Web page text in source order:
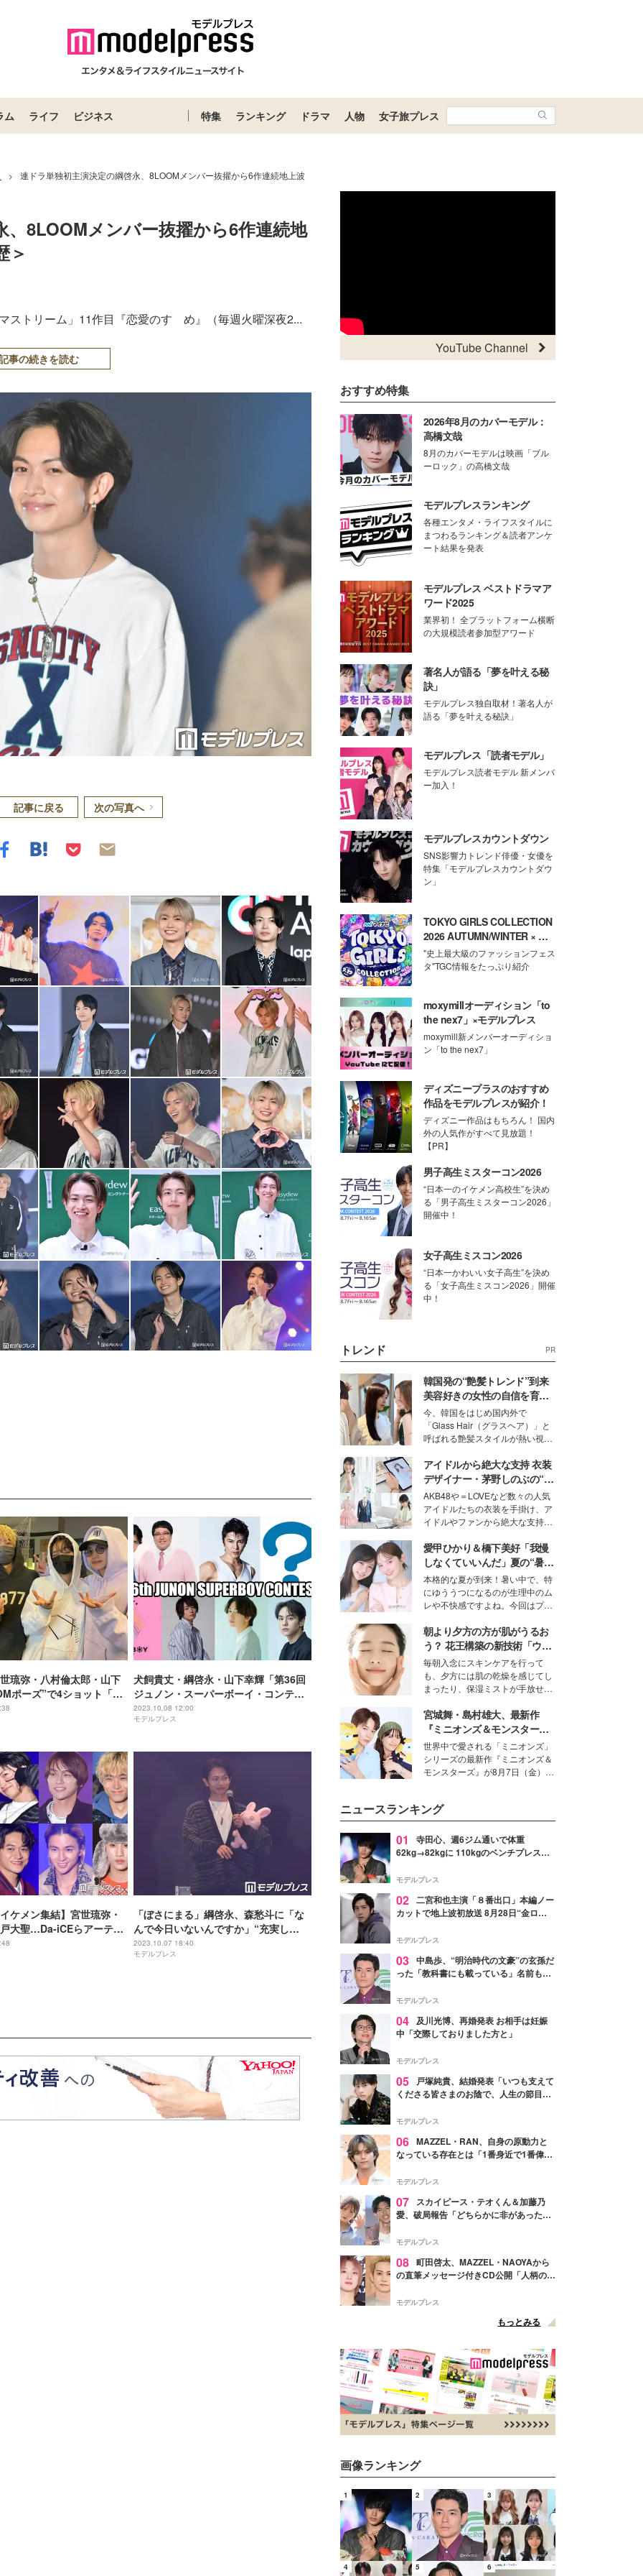
ム ライフ ビジネス 特集 ランキング ドラマ 人物 女子旅プレス
> 連ドラ単独初主演決定の綱啓永、8LOOMメンバー抜擢から6作連続地上波
8LOOMメンバー抜擢から6作連続地
＞
ストリーム」11作目『恋愛のすゝめ』（毎週火曜深夜2...
事の続きを読む
記事に戻る 次の写真へ
琉弥・八村倫太郎・山下
ポーズ”で4ショット「激
る」と反響続々
犬飼貴丈・綱啓永・山下幸輝「第36回
ジュノン・スーパーボーイ・コンテス
ト」ゲスト出演決定 ファイナリスト11
人も発表
2023.10.08 12:00
モデルプレス
ケメン集結】宮世琉弥・
大聖…Da-iCEらアーティ
「ぼさにまる」綱啓永、森愁斗に「な
んで今日いないんですか」“充実し
た”再共演も回顧＜TGC 北九州 2023＞
2023.10.07 18:40
モデルプレス
YouTube Channel
おすすめ特集
2026年8月のカバーモデル：
高橋文哉
8月のカバーモデルは映画「ブル
ーロック」の高橋文哉
モデルプレスランキング
各種エンタメ・ライフスタイルに
まつわるランキング＆読者アンケ
ート結果を発表
モデルプレス ベストドラマア
ワード2025
業界初！ 全プラットフォーム横断
の大規模読者参加型アワード
著名人が語る「夢を叶える秘
訣」
モデルプレス独自取材！著名人が
語る「夢を叶える秘訣」
モデルプレス「読者モデル」
モデルプレス読者モデル 新メンバ
ー加入！
モデルプレスカウントダウン
SNS影響力トレンド俳優・女優を
特集「モデルプレスカウントダウ
ン」
TOKYO GIRLS COLLECTION
2026 AUTUMN/WINTER × モ
デルプレス
"史上最大級のファッションフェス
タ"TGC情報をたっぷり紹介
moxymillオーディション「to
the nex7」×モデルプレス
moxymill新メンバーオーディショ
ン「to the nex7」
ディズニープラスのおすすめ
作品をモデルプレスが紹介！
ディズニー作品はもちろん！ 国内
外の人気作がすべて見放題！
【PR】
男子高生ミスターコン2026
“日本一のイケメン高校生”を決め
る「男子高生ミスターコン2026」
開催中！
女子高生ミスコン2026
“日本一かわいい女子高生”を決め
る「女子高生ミスコン2026」開催
中！
トレンド PR
韓国発の“艶髪トレンド”到来
美容好きの女性の自信を育む
「ヘアケア事情」って？
今、韓国をはじめ国内外で
「Glass Hair（グラスヘア）」と
呼ばれる艶髪スタイルが熱い視線
ションの完成度を高めるベースと
して、“髪そのものの美しさ”に改
めて注目する人が増えている様
子。今回は、そんな憧れの艶やか
な髪を日常で叶える、美容好きの
女性たちのヘアケア事情を紹介し
ます。
アイドルから絶大な支持 衣装
デザイナー・茅野しのぶの“可
愛い”を作る美学＜「シチズン
クロスシー」インタビュー＞
AKB48や＝LOVEなど数々の人気
アイドルたちの衣装を手掛け、ア
イドルやファンから絶大な支持を
取締役兼クリエイティブディレク
ター・茅野しのぶ。一人ひとりの
個性に寄り添い、魅力を引き出す
衣装作りは、多くの女性たちに勇
気と自信を与え続けている。
愛甲ひかり＆橋下美好「我慢
しなくていいんだ」夏の“暑さ
対策”の新しい選択肢とは？
本格的な夏が到来！暑い中で、特
にゆううつになるのが生理中のム
レや不快感ですよね。今回はプラ
モデル・愛甲ひかりさんと橋下美
好さんを迎えて本音で女子会トー
ク。猛暑のお出かけを快適に過ご
すヒントや、2人が感動した夏の
生理の新常識にも迫りました。
朝より夕方の方が肌がうるお
う？ 花王構築の新技術「ウォ
ーターキャプチャリングスキ
ン（捕水肌）」がスキンケア
の常識を変える予感
毎朝入念にスキンケアを行って
も、夕方には肌の乾燥を感じてし
まったり、保湿ミストが手放せな
な美容の常識を大きく変える可能
性を秘めた、革新的な「Water
Capturing Skin（ウォーターキャ
プチャリングスキン：捕水肌）」
技術を、花王が構築した。
宮城舞・島村雄大、最新作
『ミニオンズ＆モンスター
ズ』の魅力熱弁 ハチャメチャ
だけじゃない“友情と絆”に感
動
世界中で愛される「ミニオンズ」
シリーズの最新作『ミニオンズ＆
モンスターズ』が8月7日（金）に
デルの宮城舞と島村雄大の特別対
談をお届け！それぞれの視点か
ら、今作ならではの魅力や予想外
の感動をもたらす奥深いストーリ
た。
ニュースランキング
01
寺田心、週6ジム通いで体重
62kg→82kgに 110kgのベンチプレス持
「かっこいい」と反響
モデルプレス
02 二宮和也主演「８番出口」本編ノー
カットで地上波初放送 8月28日“金ロ
モデルプレス
03 中島歩、“明治時代の文豪”の玄孫だ
った「教科書にも載っている」名前も先
モデルプレス
04 及川光博、再婚発表 お相手は妊娠
中「交際しておりました方と」
モデルプレス
05
戸塚純貴、結婚発表「いつも支えて
くださる皆さまのお陰で、人生の節目を
す」【全文】
モデルプレス
06 MAZZEL・RAN、自身の原動力と
なっている存在とは「1番身近で1番偉大
モデルプレス
07
スカイピース・テオくん＆加藤乃
愛、破局報告「どちらかに非があったわ
モデルプレス
08 町田啓太、MAZZEL・NAOYAから
の直筆メッセージ付きCD公開「人柄の良
モデルプレス
もっとみる
画像ランキング
1 2 3
4 5 6